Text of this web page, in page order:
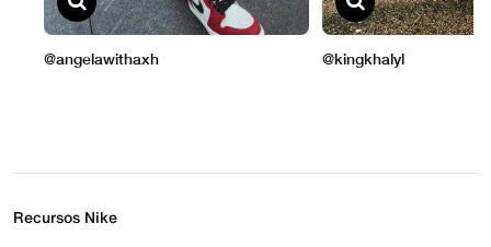
Recursos Nike